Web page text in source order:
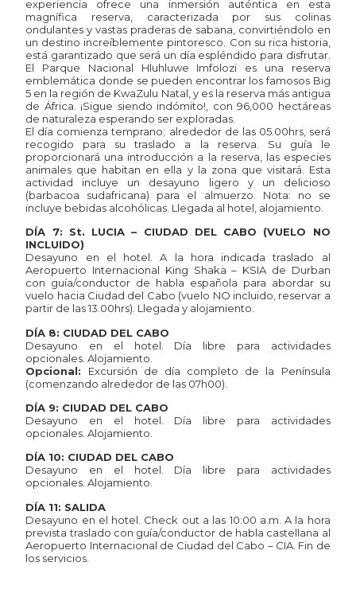
experiencia ofrece una inmersión auténtica en esta
magnífica reserva, caracterizada por sus colinas
ondulantes y vastas praderas de sabana, convirtiéndolo en
un destino increíblemente pintoresco. Con su rica historia,
está garantizado que será un día espléndido para disfrutar.
El Parque Nacional Hluhluwe Imfolozi es una reserva
emblemática donde se pueden encontrar los famosos Big
5 en la región de KwaZulu Natal, y es la reserva más antigua
de África. ¡Sigue siendo indómito!, con 96,000 hectáreas
de naturaleza esperando ser exploradas.
El día comienza temprano; alrededor de las 05.00hrs, será
recogido para su traslado a la reserva. Su guía le
proporcionará una introducción a la reserva, las especies
animales que habitan en ella y la zona que visitará. Esta
actividad incluye un desayuno ligero y un delicioso
(barbacoa sudafricana) para el almuerzo. Nota: no se
incluye bebidas alcohólicas. Llegada al hotel, alojamiento.
DÍA 7: St. LUCIA – CIUDAD DEL CABO (VUELO NO
INCLUIDO)
Desayuno en el hotel. A la hora indicada traslado al
Aeropuerto Internacional King Shaka – KSIA de Durban
con guía/conductor de habla española para abordar su
vuelo hacia Ciudad del Cabo (vuelo NO incluido, reservar a
partir de las 13.00hrs). Llegada y alojamiento.
DÍA 8: CIUDAD DEL CABO
Desayuno en el hotel. Día libre para actividades
opcionales. Alojamiento.
Opcional: Excursión de día completo de la Península
(comenzando alrededor de las 07h00).
DÍA 9: CIUDAD DEL CABO
Desayuno en el hotel. Día libre para actividades
opcionales. Alojamiento.
DÍA 10: CIUDAD DEL CABO
Desayuno en el hotel. Día libre para actividades
opcionales. Alojamiento.
DÍA 11: SALIDA
Desayuno en el hotel. Check out a las 10:00 a.m. A la hora
prevista traslado con guía/conductor de habla castellana al
Aeropuerto Internacional de Ciudad del Cabo – CIA. Fin de
los servicios.